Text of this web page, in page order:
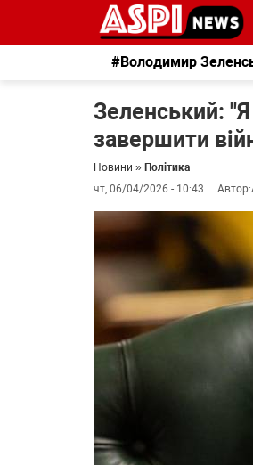
#Володимир
Зеленський:
завершити
Новини » Політика
чт, 06/04/2026 - 10:43
Автор: